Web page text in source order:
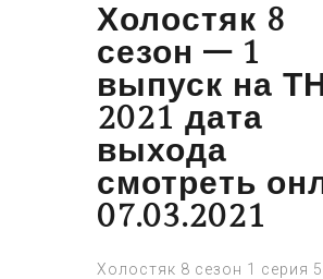
Холостяк 8
сезон – 1
выпуск на
2021 дата
выхода
смотреть
07.03.2021
Холостяк 8 сезон 1 серия